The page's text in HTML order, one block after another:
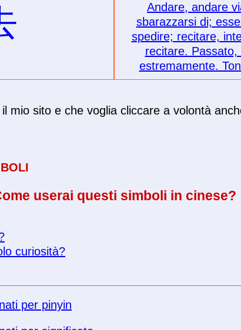
Andare, andare
sbarazzarsi di;
spedire; recitare,
recitare.
estremamente.
mio sito e che voglia cliccare a volontà
userai questi simboli in cinese?
curiosità?
per pinyin